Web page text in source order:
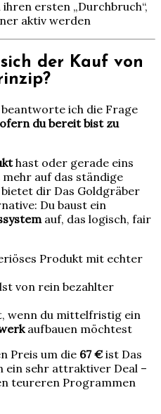
ersten „Durchbruch“,
aktiv werden
der Kauf von
ich die Frage
du bereit bist zu
hast oder gerade eins
auf das ständige
dir Das Goldgräber
Du baust ein
auf, das logisch, fair
Produkt mit echter
von rein bezahlter
wenn du mittelfristig ein
aufbauen möchtest
Preis um die 67 €ist Das
ein sehr attraktiver Deal –
teureren Programmen